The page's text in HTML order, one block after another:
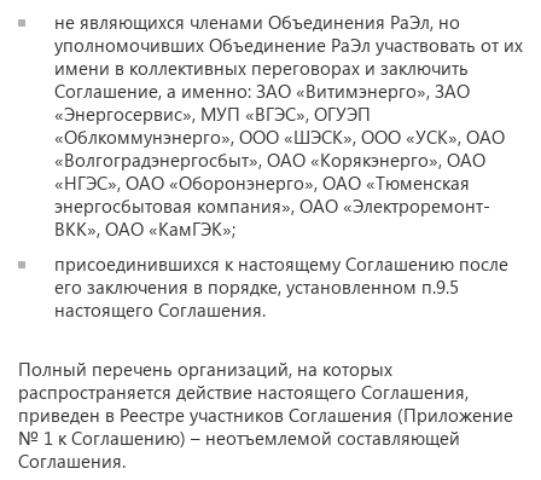
не являющихся членами Объединения РаЭл, но
уполномочивших Объединение РаЭл участвовать от их
имени в коллективных переговорах и заключить
Соглашение, а именно: ЗАО «Витимэнерго», ЗАО
«Энергосервис», МУП «ВГЭС», ОГУЭП
«Облкоммунэнерго», ООО «ШЭСК», ООО «УСК», ОАО
«Волгоградэнергосбыт», ОАО «Корякэнерго», ОАО
«НГЭС», ОАО «Оборонэнерго», ОАО «Тюменская
энергосбытовая компания», ОАО «Электроремонт-
ВКК», ОАО «КамГЭК»;
присоединившихся к настоящему Соглашению после
его заключения в порядке, установленном п.9.5
настоящего Соглашения.
Полный перечень организаций, на которых
распространяется действие настоящего Соглашения,
приведен в Реестре участников Соглашения (Приложение
№ 1 к Соглашению) – неотъемлемой составляющей
Соглашения.